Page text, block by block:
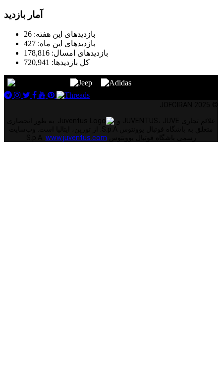
آمار بازدید
بازدیدهای این هفته: 26
بازدیدهای این ماه: 427
بازدیدهای امسال: 178,816
کل بازدیدها: 720,941
www.juventus.com